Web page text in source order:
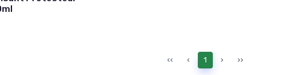
‹‹ ‹ 1 › ››